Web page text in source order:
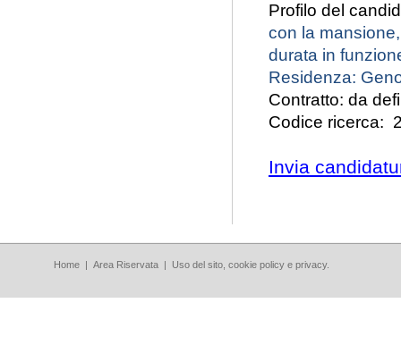
Profilo del
con la
durata in
Residenza:
Contratto: da
Codice ricerca:
Invia
Home | Area Riservata | Uso del sito, cookie policy e privacy.